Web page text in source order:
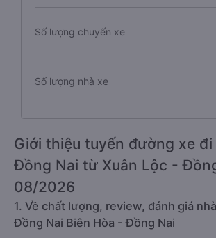
Số lượng chuyến xe
Số lượng nhà xe
Giới thiệu tuyến đường xe đi
Đồng Nai từ Xuân Lộc -
08/2026
1. Về chất lượng, review, đánh giá
Đồng Nai Biên Hòa - Đồng Nai